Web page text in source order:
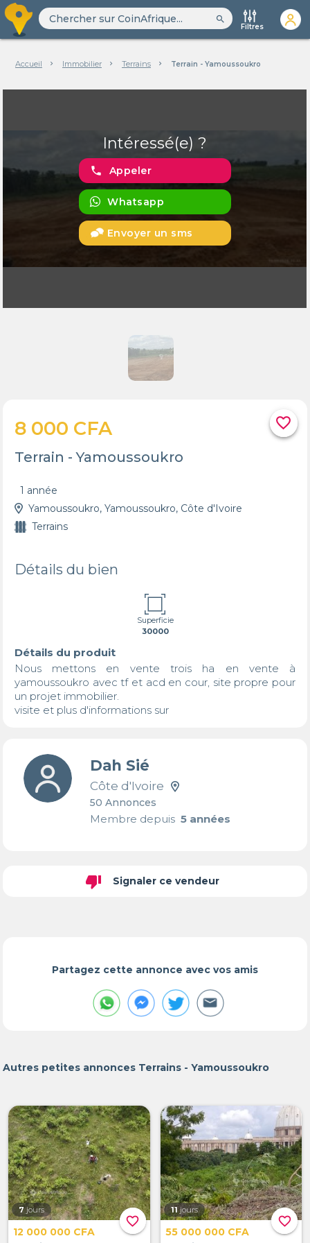
search
Filtres
Accueil Immobilier Terrains Terrain - Yamoussoukro
Intéressé(e) ?
phone Appeler
Whatsapp
Envoyer un sms
favorite_border
8 000 CFA
Terrain - Yamoussoukro
1 année
Yamoussoukro, Yamoussoukro, Côte d'Ivoire
Terrains
Détails du bien
Superficie
30000
Détails du produit
Nous mettons en vente trois ha en vente à
yamoussoukro avec tf et acd en cour, site propre pour
un projet immobilier.
visite et plus d'informations sur
Dah Sié
Côte d'Ivoire
50 Annonces
Membre depuis5 années
thumb_down Signaler ce vendeur
Partagez cette annonce avec vos amis
Autres petites annonces Terrains - Yamoussoukro
favorite_border
7 jours
12 000 000 CFA
favorite_border
11 jours
55 000 000 CFA